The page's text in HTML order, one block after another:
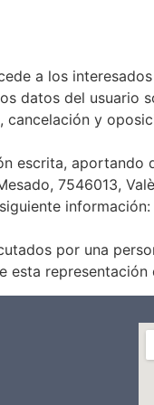
a los
datos del usuario
y
escrita, aportando
7546013,
por una
esta representación